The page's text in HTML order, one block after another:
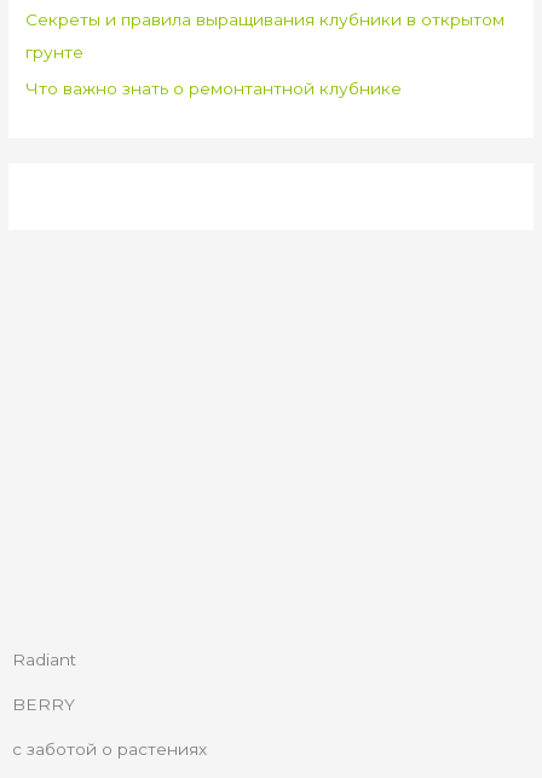
Секреты и правила выращивания клубники в открытом
грунте
Что важно знать о ремонтантной клубнике
Radiant
BERRY
с заботой о растениях